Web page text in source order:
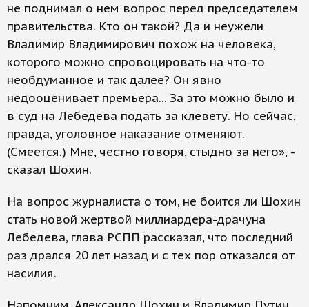
не поднимал о нем вопрос перед председателем
правительства. Кто он такой? Да и неужели
Владимир Владимирович похож на человека,
которого можно спровоцировать на что-то
необдуманное и так далее? Он явно
недооценивает премьера... За это можно было и
в суд на Лебедева подать за клевету. Но сейчас,
правда, уголовное наказание отменяют.
(Смеется.) Мне, честно говоря, стыдно за него», -
сказал Шохин.
На вопрос журналиста о том, не боится ли Шохин
стать новой жертвой миллиардера-драчуна
Лебедева, глава РСПП рассказал, что последний
раз дрался 20 лет назад и с тех пор отказался от
насилия.